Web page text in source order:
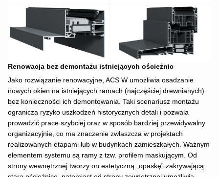
Renowacja bez demontażu istniejących ościeżnic
Jako rozwiązanie renowacyjne, ACS W umożliwia osadzanie
nowych okien na istniejących ramach (najczęściej drewnianych)
bez konieczności ich demontowania. Taki scenariusz montażu
ogranicza ryzyko uszkodzeń historycznych detali i pozwala
prowadzić prace szybciej oraz w sposób bardziej przewidywalny
organizacyjnie, co ma znaczenie zwłaszcza w projektach
realizowanych etapami lub w budynkach zamieszkałych. Ważnym
elementem systemu są ramy z tzw. profilem maskującym. Od
strony wewnętrznej tworzy on estetyczną „opaskę” zakrywającą